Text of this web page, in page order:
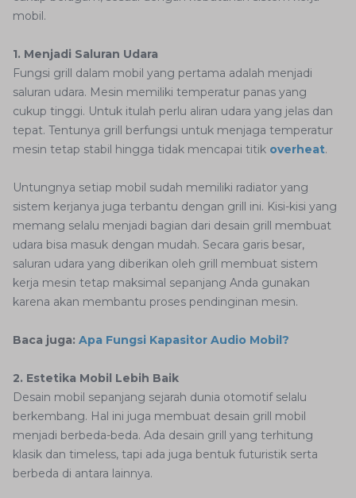
mobil.
1. Menjadi Saluran Udara
Fungsi grill dalam mobil yang pertama adalah menjadi
saluran udara. Mesin memiliki temperatur panas yang
cukup tinggi. Untuk itulah perlu aliran udara yang jelas dan
tepat. Tentunya grill berfungsi untuk menjaga temperatur
mesin tetap stabil hingga tidak mencapai titik overheat.
Untungnya setiap mobil sudah memiliki radiator yang
sistem kerjanya juga terbantu dengan grill ini. Kisi-kisi yang
memang selalu menjadi bagian dari desain grill membuat
udara bisa masuk dengan mudah. Secara garis besar,
saluran udara yang diberikan oleh grill membuat sistem
kerja mesin tetap maksimal sepanjang Anda gunakan
karena akan membantu proses pendinginan mesin.
Baca juga: Apa Fungsi Kapasitor Audio Mobil?
2. Estetika Mobil Lebih Baik
Desain mobil sepanjang sejarah dunia otomotif selalu
berkembang. Hal ini juga membuat desain grill mobil
menjadi berbeda-beda. Ada desain grill yang terhitung
klasik dan timeless, tapi ada juga bentuk futuristik serta
berbeda di antara lainnya.